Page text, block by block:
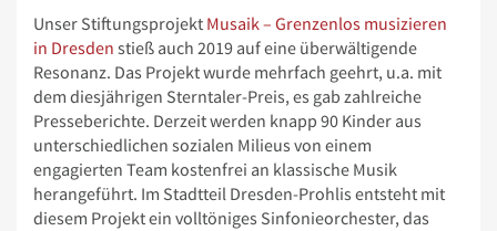
Unser Stiftungsprojekt Musaik – Grenzenlos musizieren
in Dresden stieß auch 2019 auf eine überwältigende
Resonanz. Das Projekt wurde mehrfach geehrt, u.a. mit
dem diesjährigen Sterntaler-Preis, es gab zahlreiche
Presseberichte. Derzeit werden knapp 90 Kinder aus
unterschiedlichen sozialen Milieus von einem
engagierten Team kostenfrei an klassische Musik
herangeführt. Im Stadtteil Dresden-Prohlis entsteht mit
diesem Projekt ein volltöniges Sinfonieorchester, das